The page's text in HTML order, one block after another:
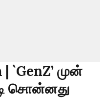
`GenZ’ முன்
சொன்னது